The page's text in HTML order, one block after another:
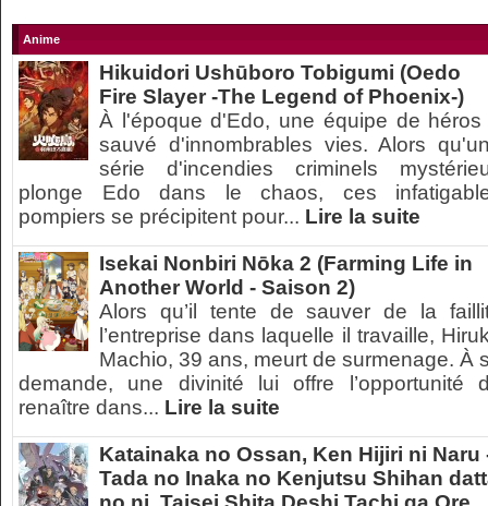
Anime
Hikuidori Ushūboro Tobigumi (Oedo
Fire Slayer -The Legend of Phoenix-)
À l'époque d'Edo, une équipe de héros
sauvé d'innombrables vies. Alors
série d'incendies criminels
plonge Edo dans le chaos, ces
pompiers se précipitent pour... Lire la suite
Isekai Nonbiri Nōka 2 (Farming Life in
Another World - Saison 2)
Alors qu’il tente de sauver de la
l’entreprise dans laquelle il travaille,
Machio, 39 ans, meurt de surmenage. À
demande, une divinité lui offre l’opportunité
renaître dans... Lire la suite
Katainaka no Ossan, Ken Hijiri ni Naru
Tada no Inaka no Kenjutsu Shihan